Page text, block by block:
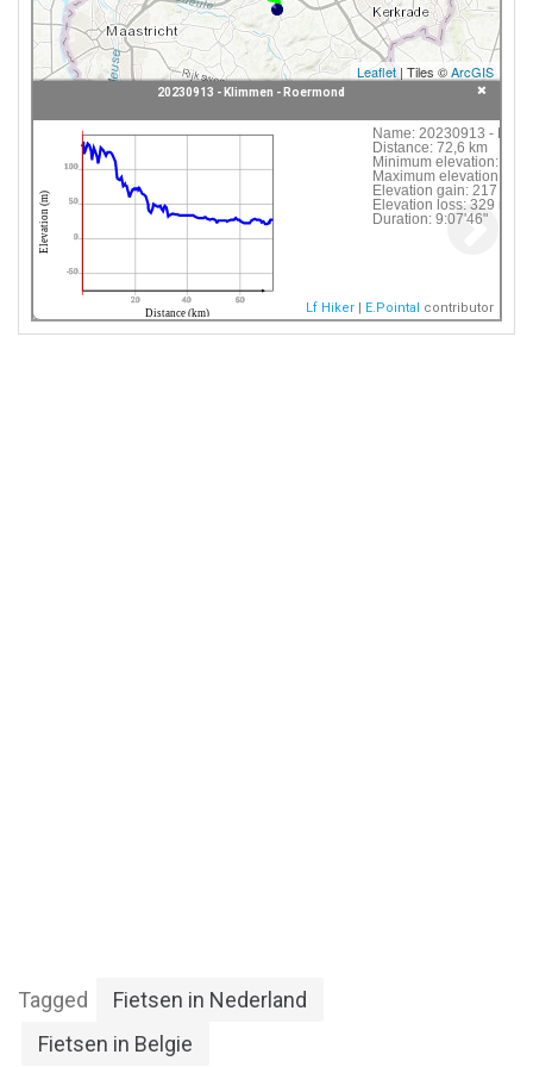
Leaflet| Tiles ©ArcGIS
 20230913 - Klimmen - Roermond
-50
0
50
100
20 40 60
Distance (km)
Elevation (m)
Name: 20230913 -
Distance: 72,6 km
Minimum elevation:
Maximum elevation:
Elevation gain: 217 m
Elevation loss: 329 m
Duration: 9:07'46"
20230913 - Klimmen - Roermond
Click following button or element on the map to
see information about it.
Lf Hiker | E.Pointal contributor
Tagged
Fietsen in Nederland
Fietsen in Belgie